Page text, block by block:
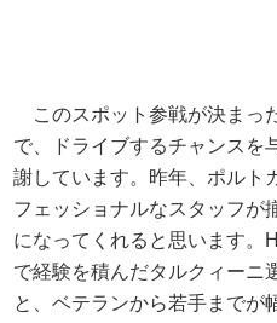
このスポット参戦が決まっ
で、ドライブするチャンスを
謝しています。昨年、ポルト
フェッショナルなスタッフが
になってくれると思います。
で経験を積んだタルクィーニ
と、ベテランから若手までが